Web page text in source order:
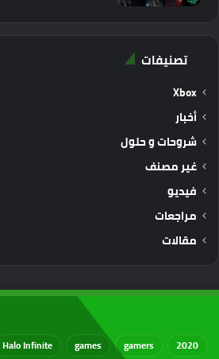
تصنيفات
Xbox
أخبار
شروحات و حلول
غير مصنف
فيديو
مراجعات
مقالات
2020
gamers
games
Halo Infinite